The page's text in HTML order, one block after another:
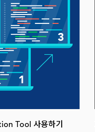
Tool 사용하기